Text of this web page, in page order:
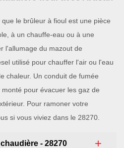
le brûleur à fioul est une pièce
à un chauffe-eau ou à une
l'allumage du mazout de
utilisé pour chauffer l'air ou l'eau
chaleur. Un conduit de fumée
pour évacuer les gaz de
Pour ramoner votre
si vous viviez dans le 28270.
- 28270